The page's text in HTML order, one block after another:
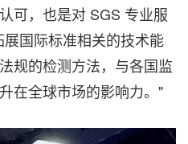
可，也是对 SGS 专业服
国际标准相关的技术能
规的检测方法，与各国监
在全球市场的影响力。"